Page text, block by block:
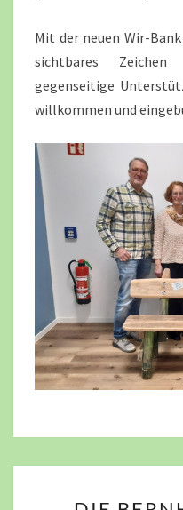
Mit der neuen Wir-
sichtbares
gegenseitige
willkommen und